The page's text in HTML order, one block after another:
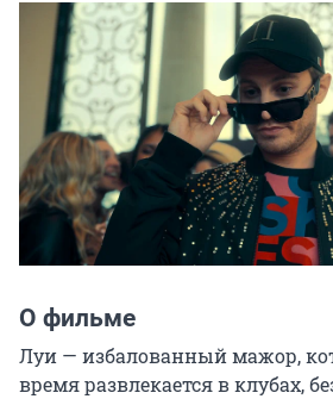
О фильме
Луи — избалованный мажор,
время развлекается в клубах,